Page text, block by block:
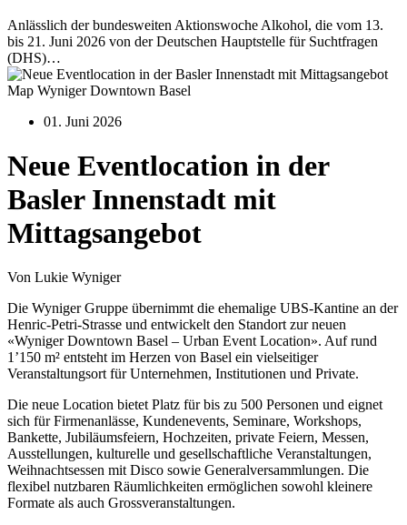
Anlässlich der bundesweiten Aktionswoche Alkohol, die vom 13.
bis 21. Juni 2026 von der Deutschen Hauptstelle für Suchtfragen
(DHS)…
Map Wyniger Downtown Basel
01. Juni 2026
Neue Eventlocation in der
Basler Innenstadt mit
Mittagsangebot
Von Lukie Wyniger
Die Wyniger Gruppe übernimmt die ehemalige UBS-Kantine an der
Henric-Petri-Strasse und entwickelt den Standort zur neuen
«Wyniger Downtown Basel – Urban Event Location». Auf rund
1’150 m² entsteht im Herzen von Basel ein vielseitiger
Veranstaltungsort für Unternehmen, Institutionen und Private.
Die neue Location bietet Platz für bis zu 500 Personen und eignet
sich für Firmenanlässe, Kundenevents, Seminare, Workshops,
Bankette, Jubiläumsfeiern, Hochzeiten, private Feiern, Messen,
Ausstellungen, kulturelle und gesellschaftliche Veranstaltungen,
Weihnachtsessen mit Disco sowie Generalversammlungen. Die
flexibel nutzbaren Räumlichkeiten ermöglichen sowohl kleinere
Formate als auch Grossveranstaltungen.